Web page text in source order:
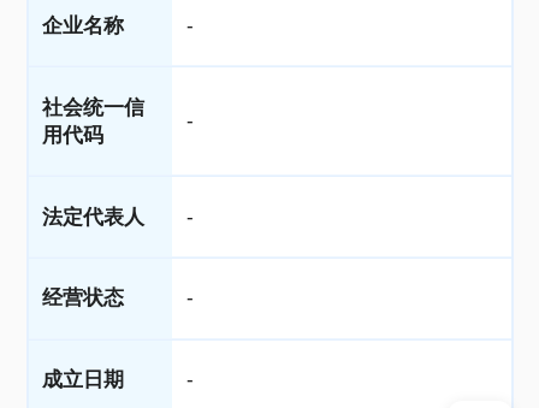
企业名称 -
社会统一信
用代码
-
法定代表人 -
经营状态 -
成立日期 -